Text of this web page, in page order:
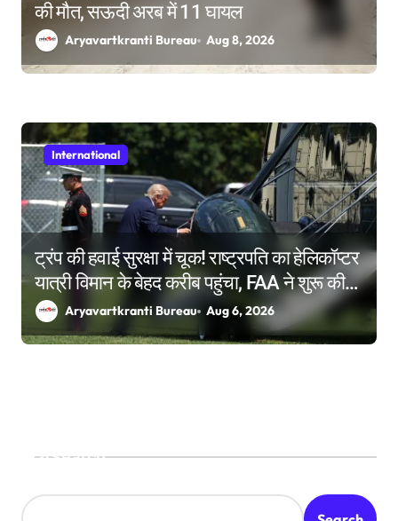
की मौत, सऊदी अरब में 11 घायल
Aryavartkranti Bureau Aug 8, 2026
International
ट्रंप की हवाई सुरक्षा में चूक! राष्ट्रपति का हेलिकॉप्टर
यात्री विमान के बेहद करीब पहुंचा, FAA ने शुरू की
जांच Aryavartkranti Bureau Aug 6, 2026
Search